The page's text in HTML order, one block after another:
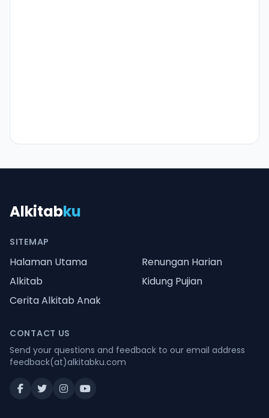
Alkitabku
SITEMAP
Halaman Utama
Renungan Harian
Alkitab
Kidung Pujian
Cerita Alkitab Anak
CONTACT US
Send your questions and feedback to our email address
feedback(at)alkitabku.com